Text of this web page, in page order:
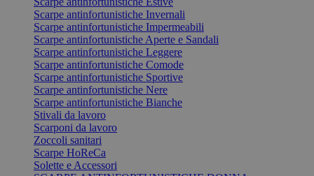
Scarpe antinfortunistiche Invernali
Scarpe antinfortunistiche Impermeabili
Scarpe antinfortunistiche Aperte e Sandali
Scarpe antinfortunistiche Leggere
Scarpe antinfortunistiche Comode
Scarpe antinfortunistiche Sportive
Scarpe antinfortunistiche Nere
Scarpe antinfortunistiche Bianche
Stivali da lavoro
Scarponi da lavoro
Zoccoli sanitari
Scarpe HoReCa
Solette e Accessori